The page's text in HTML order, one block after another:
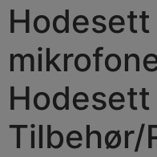
Hodesett
Hodesett
Tilbehør/